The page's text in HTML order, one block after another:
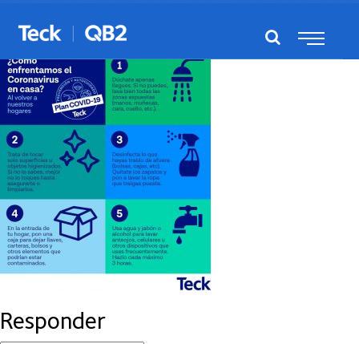
enfrentamos-covid19-en-casa-02
Responder